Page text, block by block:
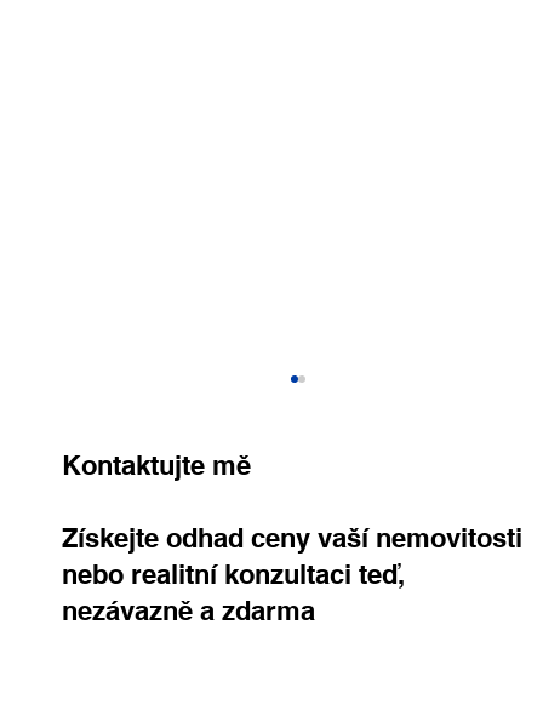
Kontaktujte mě
Získejte odhad ceny vaší nemovitosti
nebo realitní konzultaci teď,
nezávazně a zdarma